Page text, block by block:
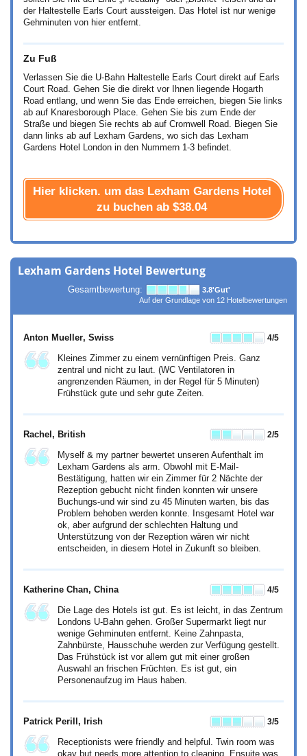
der Haltestelle Earls Court aussteigen. Das Hotel ist nur wenige
Gehminuten von hier entfernt.
Zu Fuß
Verlassen Sie die U-Bahn Haltestelle Earls Court direkt auf Earls
Court Road. Gehen Sie die direkt vor Ihnen liegende Hogarth
Road entlang, und wenn Sie das Ende erreichen, biegen Sie links
ab auf Knaresborough Place. Gehen Sie bis zum Ende der
Straße und biegen Sie rechts ab auf Cromwell Road. Biegen Sie
dann links ab auf Lexham Gardens, wo sich das Lexham
Gardens Hotel London in den Nummern 1-3 befindet.
Hier klicken. um das Lexham Gardens Hotel
zu buchen ab $38.04
Lexham Gardens Hotel Bewertung
Gesamtbewertung: 3.8'Gut'
Auf der Grundlage von 12 Hotelbewertungen
Anton Mueller, Swiss 4/5
Kleines Zimmer zu einem vernünftigen Preis. Ganz
zentral und nicht zu laut. (WC Ventilatoren in
angrenzenden Räumen, in der Regel für 5 Minuten)
Frühstück gute und sehr gute Zeiten.
Rachel , British 2/5
Myself & my partner bewertet unseren Aufenthalt im
Lexham Gardens als arm. Obwohl mit E-Mail-
Bestätigung, hatten wir ein Zimmer für 2 Nächte der
Rezeption gebucht nicht finden konnten wir unsere
Buchungs-und wir sind zu 45 Minuten warten, bis das
Problem behoben werden konnte. Insgesamt Hotel war
ok, aber aufgrund der schlechten Haltung und
Unterstützung von der Rezeption wären wir nicht
entscheiden, in diesem Hotel in Zukunft so bleiben.
Katherine Chan, China 4/5
Die Lage des Hotels ist gut. Es ist leicht, in das Zentrum
Londons U-Bahn gehen. Großer Supermarkt liegt nur
wenige Gehminuten entfernt. Keine Zahnpasta,
Zahnbürste, Hausschuhe werden zur Verfügung gestellt.
Das Frühstück ist vor allem gut mit einer großen
Auswahl an frischen Früchten. Es ist gut, ein
Personenaufzug im Haus haben.
Patrick Perill , Irish 3/5
Receptionists were friendly and helpful. Twin room was
okay but needs more attention to cleaning. Ensuite was